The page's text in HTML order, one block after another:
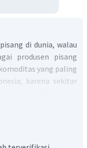
di dunia, walau
produsen pisang
yang paling
karena sekitar
dengan
Jawa Timur,